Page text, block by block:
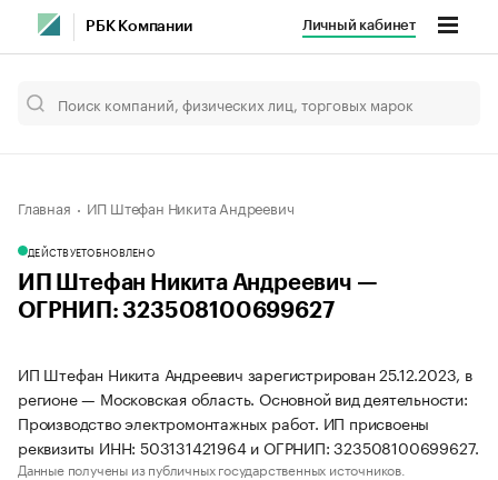
РБК Компании Личный кабинет
Главная ИП Штефан Никита Андреевич
ДЕЙСТВУЕТОБНОВЛЕНО
ИП Штефан Никита Андреевич —
ОГРНИП: 323508100699627
ИП Штефан Никита Андреевич зарегистрирован 25.12.2023, в
регионе — Московская область. Основной вид деятельности:
Производство электромонтажных работ. ИП присвоены
реквизиты ИНН: 503131421964 и ОГРНИП: 323508100699627.
Данные получены из публичных государственных источников.